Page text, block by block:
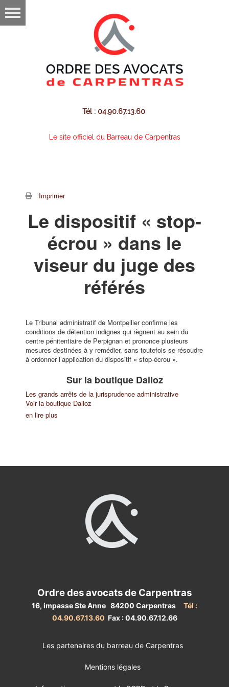
Tél : 04.90.67.13.60
Le site officiel du Barreau de Carpentras
Imprimer
Le dispositif « stop-
écrou » dans le
viseur du juge des
référés
Le Tribunal administratif de Montpellier confirme les
conditions de détention indignes qui règnent au sein du
centre pénitentiaire de Perpignan et prononce plusieurs
mesures destinées à y remédier, sans toutefois se résoudre
à ordonner l’application du dispositif « stop-écrou ».
Sur la boutique Dalloz
Les grands arrêts de la jurisprudence administrative
Voir la boutique Dalloz
en lire plus
Ordre des avocats de Carpentras
16, impasse Ste Anne 84200 Carpentras
Tél :
04.90.67.13.60 Fax : 04.90.67.12.66
Les partenaires du barreau de Carpentras
Mentions légales